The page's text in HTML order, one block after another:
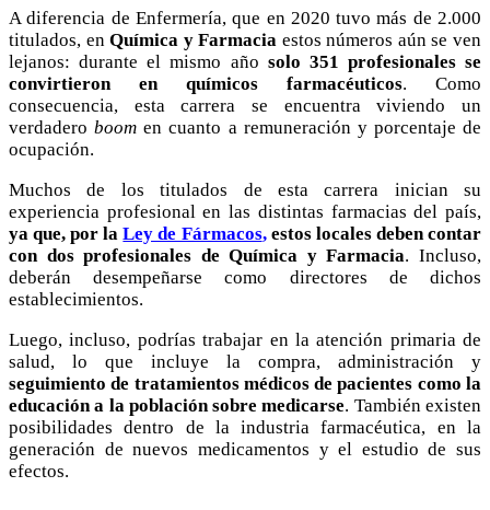
A diferencia de Enfermería, que en 2020 tuvo más de 2.000
titulados, enQuímica y Farmacia estos números aún se ven
lejanos: durante el mismo año solo 351 profesionales se
convirtieron en químicos farmacéuticos. Como
consecuencia, esta carrera se encuentra viviendo un
verdaderoboom en cuanto a remuneración y porcentaje de
ocupación.
Muchos de los titulados de esta carrera inician su
experiencia profesional en las distintas farmacias del país,
ya que, por laLey de Fármacos,estos locales deben contar
con dos profesionales de Química y Farmacia. Incluso,
deberán desempeñarse como directores de dichos
establecimientos.
Luego, incluso, podrías trabajar en la atención primaria de
salud, lo que incluye la compra, administración y
seguimiento de tratamientos médicos de pacientes como la
educación a la población sobre medicarse. También existen
posibilidades dentro de la industria farmacéutica, en la
generación de nuevos medicamentos y el estudio de sus
efectos.